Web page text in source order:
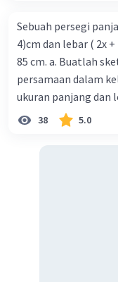
Sebuah persegi
4)cm dan lebar ( 2x
85 cm. a. Buatlah
persamaan dalam
ukuran panjang dan
38 5.0